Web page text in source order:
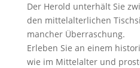
Der Herold unterhält Sie
den mittelalterlichen
mancher Überraschung.
Erleben Sie an einem
wie im Mittelalter und